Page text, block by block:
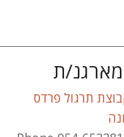
ת
תרגול פרדס